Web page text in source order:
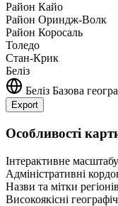
Район Кайо
Район Ориндж-Волк
Район Коросаль
Толедо
Стан-Крик
Беліз
Беліз Базова
Export
+
Особливості
Інтерактивне
Адміністративні
Назви та мітки регіонів
Високоякісні